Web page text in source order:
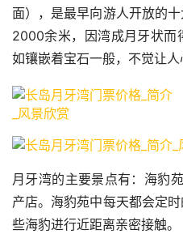
面），是最早向游人开放的
2000余米，因湾成月牙状而
如镶嵌着宝石一般，不觉让人
月牙湾的主要景点有：海豹
产店。海豹苑中每天都会定
些海豹进行近距离亲密接触。